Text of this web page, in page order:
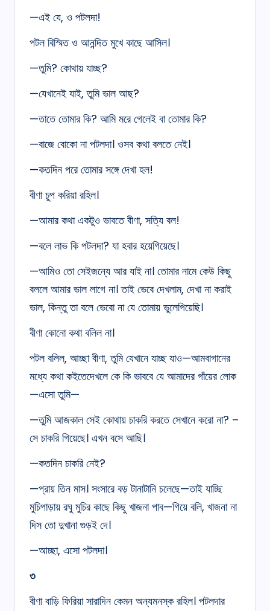
—এই যে, ও পটলদা!
পটল বিস্মিত ও আনন্দিত মুখে কাছে আসিল।
—তুমি? কোথায় যাচ্ছ?
—যেখানেই যাই, তুমি ভাল আছ?
—তাতে তোমার কি? আমি মরে গেলেই বা তোমার কি?
—বাজে বোকো না পটলদা। ওসব কথা বলতে নেই।
—কতদিন পরে তোমার সঙ্গে দেখা হল!
বীণা চুপ করিয়া রহিল।
—আমার কথা একটুও ভাবতে বীণা, সত্যি বল!
—বলে লাভ কি পটলদা? যা হবার হয়েগিয়েছে।
—আমিও তো সেইজন্যে আর যাই না। তোমার নামে কেউ কিছু
বললে আমার ভাল লাগে না। তাই ভেবে দেখলাম, দেখা না করাই
ভাল, কিন্তু তা বলে ভেবো না যে তোমায় ভুলেগিয়েছি।
বীণা কোনো কথা বলিল না।
পটল বলিল, আচ্ছা বীণা, তুমি যেখানে যাচ্ছ যাও—আমবাগানের
মধ্যে কথা কইতেদেখলে কে কি ভাববে যে আমাদের গাঁয়ের লোক
—এসো তুমি—
—তুমি আজকাল সেই কোথায় চাকরি করতে সেখানে করো না? –
সে চাকরি গিয়েছে। এখন বসে আছি।
—কতদিন চাকরি নেই?
—প্রায় তিন মাস। সংসারে বড় টানাটানি চলেছে—তাই যাচ্ছি
মুচিপাড়ায় রঘু মুচির কাছে কিছু খাজনা পাব—গিয়ে বলি, খাজনা না
দিস তো দুখানা গুড়ই দে।
—আচ্ছা, এসো পটলদা।
৩
বীণা বাড়ি ফিরিয়া সারাদিন কেমন অন্যমনস্ক রহিল। পটলদার